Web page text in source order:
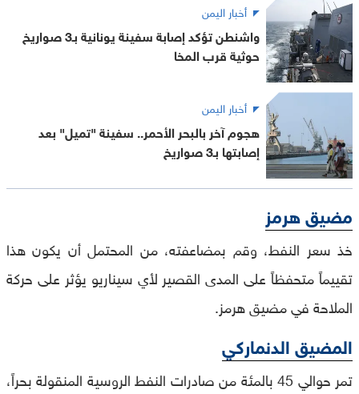
أخبار اليمن
واشنطن تؤكد إصابة سفينة يونانية بـ3 صواريخ
حوثية قرب المخا
أخبار اليمن
هجوم آخر بالبحر الأحمر.. سفينة "تميل" بعد
إصابتها بـ3 صواريخ
مضيق هرمز
خذ سعر النفط، وقم بمضاعفته، من المحتمل أن يكون هذا
تقييماً متحفظاً على المدى القصير لأي سيناريو يؤثر على حركة
الملاحة في مضيق هرمز.‌
المضيق الدنماركي
تمر حوالي 45 بالمئة من صادرات النفط الروسية المنقولة بحراً،